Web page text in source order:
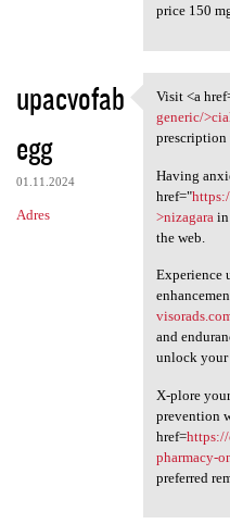
price 150
upacvofab
egg
01.11.2024
Adres
Visit <a
Visit <a
generic/
prescription
Having
href="
>nizagara in
the web.
Experience
and
unlock your
X-plore
prevention
href=https://
pharmacy-
preferred